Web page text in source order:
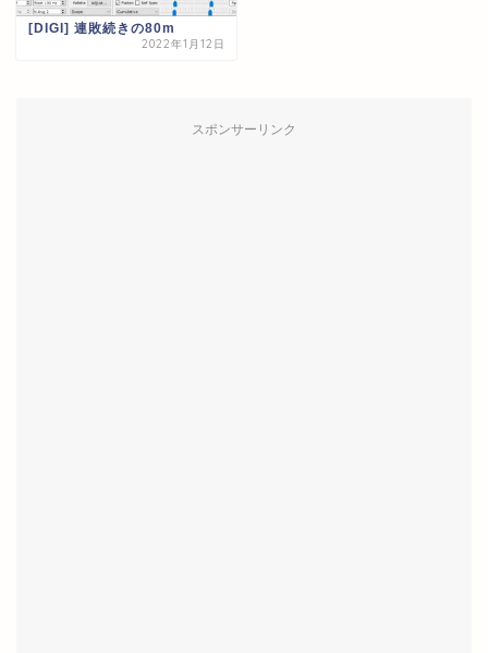
[DIGI] 連敗続きの80m
2022年1月12日
スポンサーリンク